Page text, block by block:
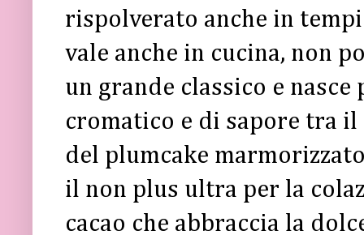
rispolverato anche in
vale anche in cucina, non
un grande classico e
cromatico e di sapore tra il
del plumcake
il non plus ultra per la
cacao che abbraccia la